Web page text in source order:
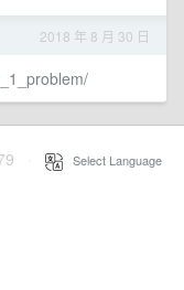
2018 年 8 月 30 日
Select Language